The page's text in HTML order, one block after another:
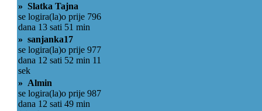
» Slatka Tajna
se logira(la)o prije 796
dana 13 sati 51 min
» sanjanka17
se logira(la)o prije 977
dana 12 sati 52 min 11
sek
» Almin
se logira(la)o prije 987
dana 12 sati 49 min